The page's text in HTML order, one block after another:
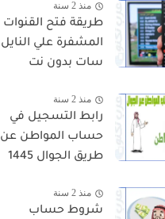
منذ 2 سنة
طريقة فتح القنوات
المشفرة علي النايل
سات بدون نت
منذ 2 سنة
رابط التسجيل في
حساب المواطن عن
طريق الجوال 1445
منذ 2 سنة
شروط حساب